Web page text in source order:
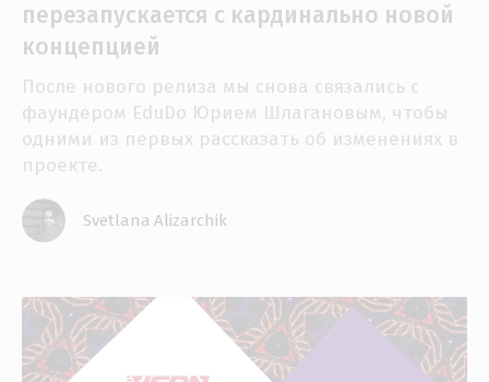
перезапускается с кардинально новой
концепцией
После нового релиза мы снова связались с
фаундером EduDo Юрием Шлагановым, чтобы
одними из первых рассказать об изменениях в
проекте.
Svetlana Alizarchik